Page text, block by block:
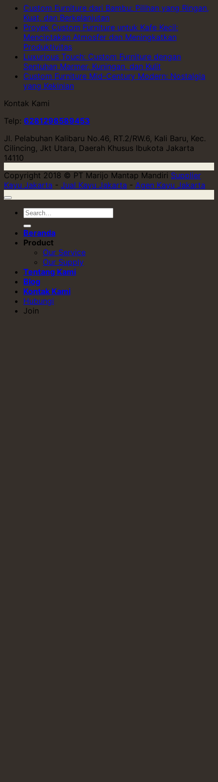
Custom Furniture dari Bambu: Pilihan yang Ringan,
Kuat, dan Berkelanjutan
Proyek Custom Furniture untuk Kafe Kecil:
Menciptakan Atmosfer dan Meningkatkan
Produktivitas
Luxurious Touch: Custom Furniture dengan
Sentuhan Marmer, Kuningan, dan Kulit
Custom Furniture Mid-Century Modern: Nostalgia
yang Kekinian
Kontak Kami
Telp: 6281298589453
Jl. Pelabuhan Kalibaru No.46, RT.2/RW.6, Kali Baru, Kec.
Cilincing, Jkt Utara, Daerah Khusus Ibukota Jakarta
14110
Copyright 2018 © PT Marijo Mantap Mandiri Supplier
Kayu Jakarta - Jual Kayu Jakarta - Agen Kayu Jakarta
Beranda
Product
Our Service
Our Supply
Tentang Kami
Blog
Kontak Kami
Hubungi
Join